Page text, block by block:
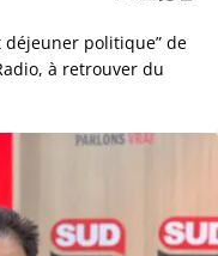
déjeuner politique” de
à retrouver du